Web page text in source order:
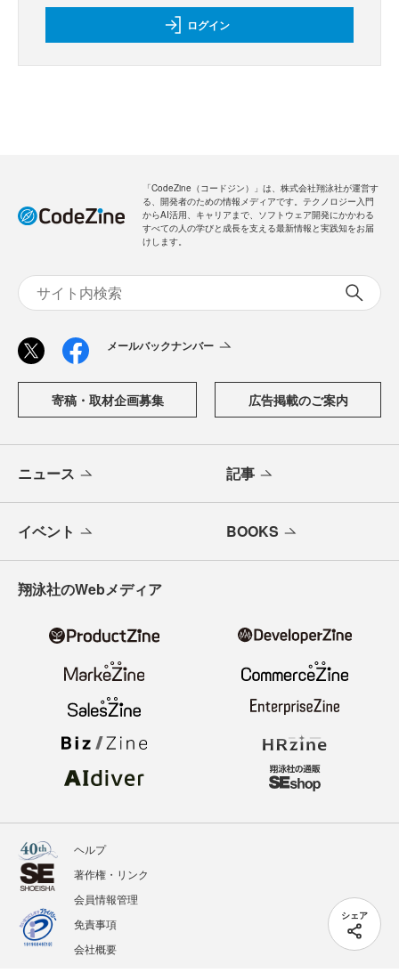
シェア
ログイン
「CodeZine（コードジン）」は、株式会社翔泳社が運営す
る、開発者のための情報メディアです。テクノロジー入門
からAI活用、キャリアまで、ソフトウェア開発にかかわる
すべての人の学びと成長を支える最新情報と実践知をお届
けします。
メールバックナンバー
寄稿・取材企画募集 広告掲載のご案内
ニュース 記事
イベント BOOKS
翔泳社のWebメディア
ヘルプ
著作権・リンク
会員情報管理
免責事項
会社概要